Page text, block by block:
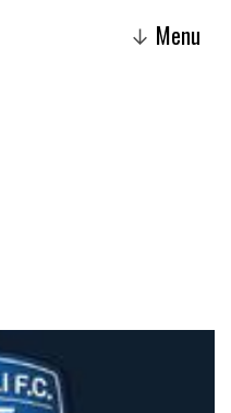
↓ Menu